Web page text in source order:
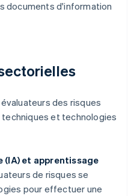
documents d'information
des risques
et technologies
et apprentissage
de risques se
pour effectuer une